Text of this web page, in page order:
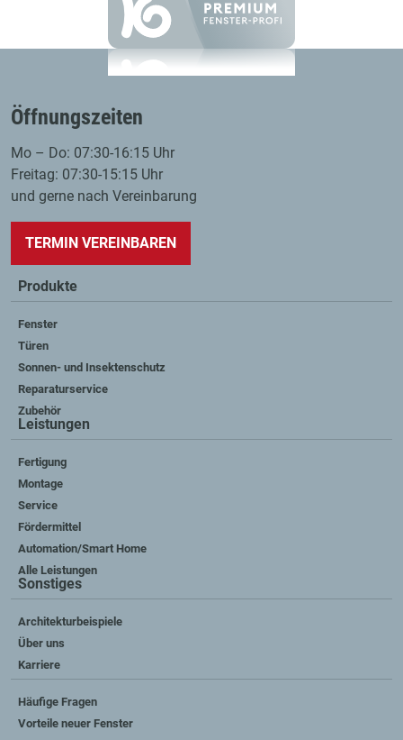
Öffnungszeiten
Mo – Do: 07:30-16:15 Uhr
Freitag: 07:30-15:15 Uhr
und gerne nach Vereinbarung
TERMIN VEREINBAREN
Produkte
Fenster
Türen
Sonnen- und Insektenschutz
Reparaturservice
Zubehör
Leistungen
Fertigung
Montage
Service
Fördermittel
Automation/Smart Home
Alle Leistungen
Sonstiges
Architekturbeispiele
Über uns
Karriere
Häufige Fragen
Vorteile neuer Fenster